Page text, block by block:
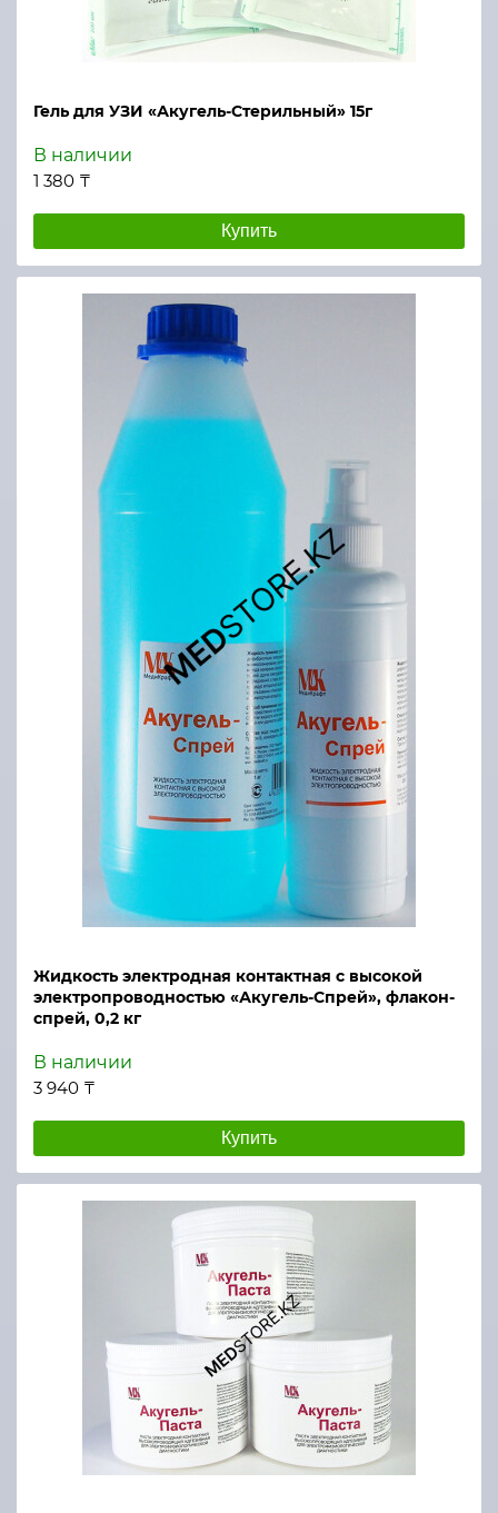
Гель для УЗИ «Акугель-Стерильный» 15г
В наличии
1 380 ₸
Купить
Жидкость электродная контактная с высокой
электропроводностью «Акугель-Спрей», флакон-
спрей, 0,2 кг
В наличии
3 940 ₸
Купить